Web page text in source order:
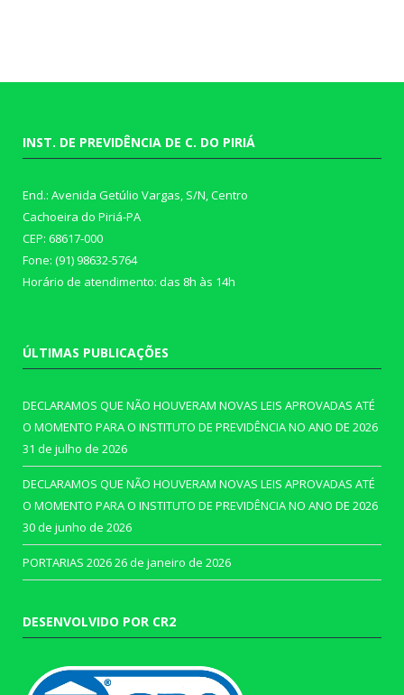
INST. DE PREVIDÊNCIA DE C. DO PIRIÁ
End.: Avenida Getúlio Vargas, S/N, Centro
Cachoeira do Piriá-PA
CEP: 68617-000
Fone: (91) 98632-5764
Horário de atendimento: das 8h às 14h
ÚLTIMAS PUBLICAÇÕES
DECLARAMOS QUE NÃO HOUVERAM NOVAS LEIS APROVADAS ATÉ
O MOMENTO PARA O INSTITUTO DE PREVIDÊNCIA NO ANO DE 2026
31 de julho de 2026
DECLARAMOS QUE NÃO HOUVERAM NOVAS LEIS APROVADAS ATÉ
O MOMENTO PARA O INSTITUTO DE PREVIDÊNCIA NO ANO DE 2026
30 de junho de 2026
PORTARIAS 202626 de janeiro de 2026
DESENVOLVIDO POR CR2